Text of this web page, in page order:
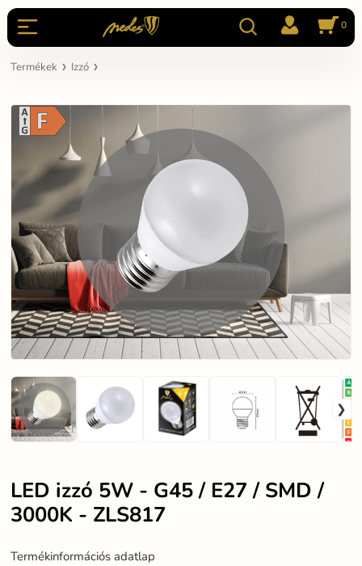
0
Termékek Izzó
LED izzó 5W - G45 / E27 / SMD /
3000K - ZLS817
Termékinformációs adatlap